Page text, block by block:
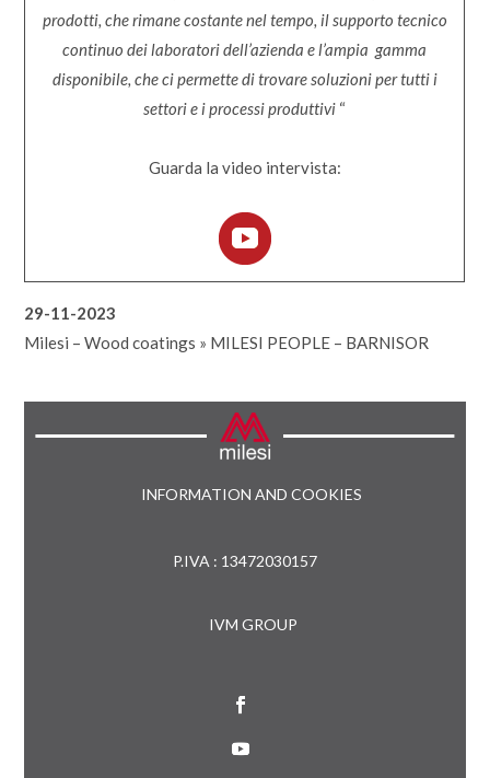
prodotti, che rimane costante nel tempo, il supporto tecnico
continuo dei laboratori dell’azienda e l’ampia gamma
disponibile, che ci permette di trovare soluzioni per tutti i
settori e i processi produttivi “
Guarda la video intervista:
29-11-2023
Milesi – Wood coatings » MILESI PEOPLE – BARNISOR
INFORMATION AND COOKIES
P.IVA : 13472030157
IVM GROUP